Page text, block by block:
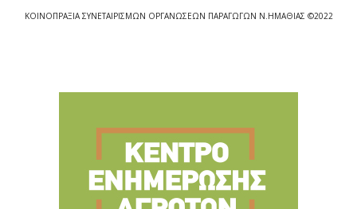
ΚΟΙΝΟΠΡΑΞΙΑ ΣΥΝΕΤΑΙΡΙΣΜΩΝ ΟΡΓΑΝΩΣΕΩΝ ΠΑΡΑΓΩΓΩΝ Ν.ΗΜΑΘΙΑΣ ©2022